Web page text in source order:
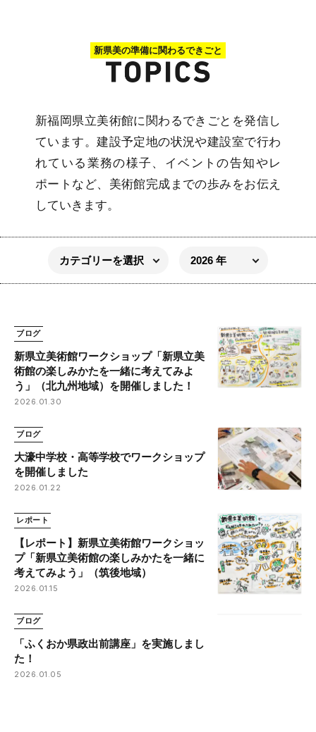
新県美の準備に関わるできごと
新福岡県立美術館に関わるできごとを発信し
ています。建設予定地の状況や建設室で行わ
れている業務の様子、イベントの告知やレ
ポートなど、美術館完成までの歩みをお伝え
していきます。
ブログ
新県立美術館ワークショップ「新県立美
術館の楽しみかたを一緒に考えてみよ
う」（北九州地域）を開催しました！
2026.01.30
ブログ
大濠中学校・高等学校でワークショップ
を開催しました
2026.01.22
レポート
【レポート】新県立美術館ワークショッ
プ「新県立美術館の楽しみかたを一緒に
考えてみよう」（筑後地域）
2026.01.15
ブログ
「ふくおか県政出前講座」を実施しまし
た！
2026.01.05